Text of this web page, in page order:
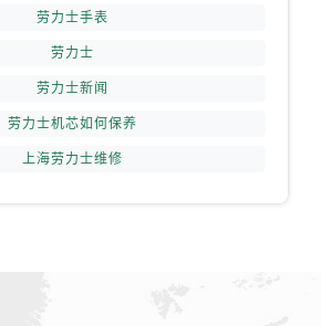
劳力士手表
劳力士
劳力士新闻
劳力士机芯如何保养
上海劳力士维修